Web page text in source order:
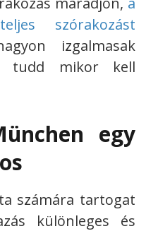
szórakozást
izgalmasak
tudd mikor kell
egy
számára tartogat
különleges és